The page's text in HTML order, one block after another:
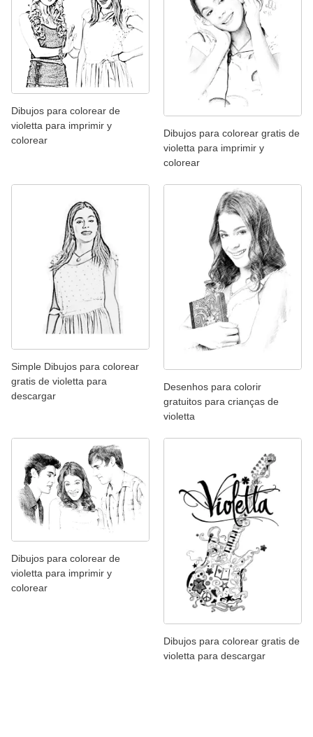
Dibujos para colorear de
violetta para imprimir y
colorear
Dibujos para colorear gratis de
violetta para imprimir y
colorear
Simple Dibujos para colorear
gratis de violetta para
descargar
Desenhos para colorir
gratuitos para crianças de
violetta
Dibujos para colorear de
violetta para imprimir y
colorear
Dibujos para colorear gratis de
violetta para descargar